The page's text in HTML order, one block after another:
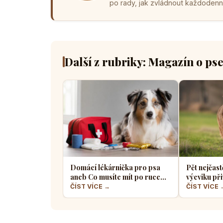
po rady, jak zvládnout
Další z rubriky: Magazín o
Domácí lékárnička pro psa
aneb Co musíte mít po ruce
pro případ nouze
ČÍST VÍCE →
Pět
výcviku
většina
ČÍST VÍCE